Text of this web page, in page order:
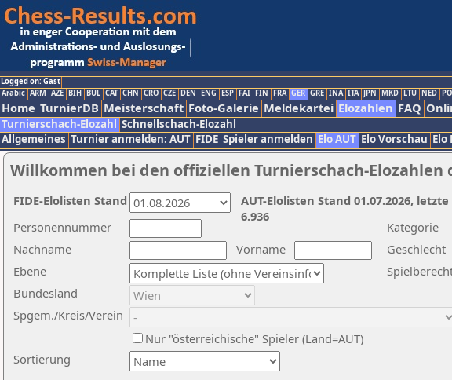
Logged on: Gast
Arabic ARM AZE BIH BUL CAT CHN CRO CZE DEN ENG ESP FAI FIN FRA GER GRE INA ITA JPN MKD LTU NED
Home TurnierDB Meisterschaft Foto-Galerie Meldekartei Elozahlen FAQ
Turnierschach-Elozahl Schnellschach-Elozahl
Allgemeines Turnier anmelden: AUT FIDE Spieler anmelden Elo AUT Elo Vorschau Elo
Willkommen bei den offiziellen Turnierschach-Elozahlen
Nachname
Vorname
Ebene
Kategorie
Sortierung
Personennummer
Bundesland
Spgem./Kreis/Verein
Geschlecht
Nur "österreichische" Spieler (Land=AUT)
AUT-Elolisten Stand 01.07.2026,
6.936
FIDE-Elolisten Stand